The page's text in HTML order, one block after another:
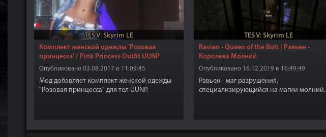
TES V: Skyrim LE
Комплект женской одежды 'Розовая
принцесса' / Pink Princess Outfit UUNP
Опубликовано 03.08.2017 в 11:09:45
Мод добавляет комплект женской одежды
"Розовая принцесса" для тел UUNP.
TES V: Skyrim LE
Ravien - Queen of the Bolt | Равьен -
Королева Молний
Опубликовано 16.12.2019 в 16:49:49
Равьен - маг разрушения,
специализирующийся на магии молний.